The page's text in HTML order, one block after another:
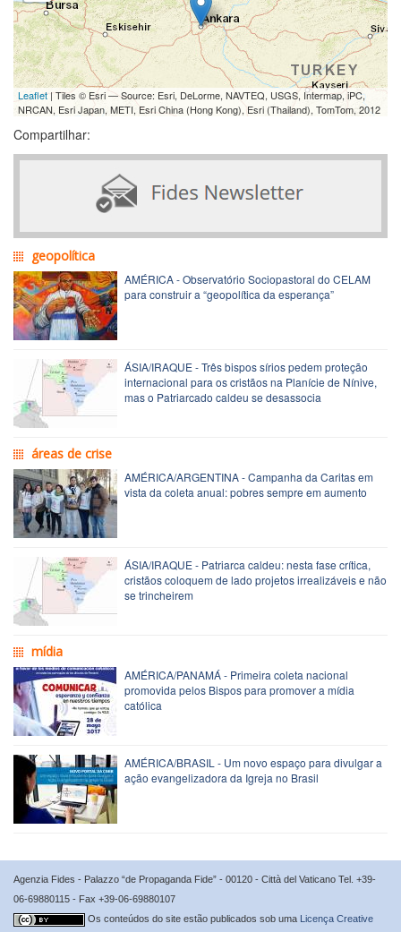
Leaflet | Tiles © Esri — Source: Esri, DeLorme, NAVTEQ, USGS, Intermap, iPC,
NRCAN, Esri Japan, METI, Esri China (Hong Kong), Esri (Thailand), TomTom, 2012
Compartilhar:
geopolítica
AMÉRICA - Observatório Sociopastoral do CELAM
para construir a “geopolítica da esperança”
ÁSIA/IRAQUE - Três bispos sírios pedem proteção
internacional para os cristãos na Planície de Nínive,
mas o Patriarcado caldeu se desassocia
áreas de crise
AMÉRICA/ARGENTINA - Campanha da Caritas em
vista da coleta anual: pobres sempre em aumento
ÁSIA/IRAQUE - Patriarca caldeu: nesta fase crítica,
cristãos coloquem de lado projetos irrealizáveis e não
se trincheirem
mídia
AMÉRICA/PANAMÁ - Primeira coleta nacional
promovida pelos Bispos para promover a mídia
católica
AMÉRICA/BRASIL - Um novo espaço para divulgar a
ação evangelizadora da Igreja no Brasil
Agenzia Fides - Palazzo “de Propaganda Fide” - 00120 - Città del Vaticano Tel. +39-
06-69880115 - Fax +39-06-69880107
Os conteúdos do site estão publicados sob uma Licença Creative